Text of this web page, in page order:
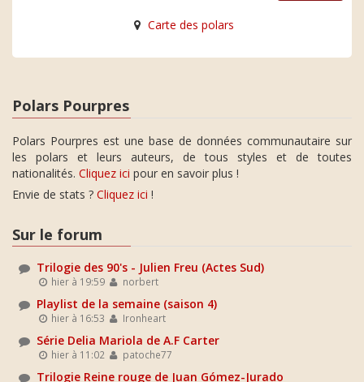
Carte des polars
Polars Pourpres
Polars Pourpres est une base de données communautaire sur
les polars et leurs auteurs, de tous styles et de toutes
nationalités. Cliquez ici pour en savoir plus !
Envie de stats ? Cliquez ici !
Sur le forum
Trilogie des 90's - Julien Freu (Actes Sud)
hier à 19:59 norbert
Playlist de la semaine (saison 4)
hier à 16:53 Ironheart
Série Delia Mariola de A.F Carter
hier à 11:02 patoche77
Trilogie Reine rouge de Juan Gómez-Jurado